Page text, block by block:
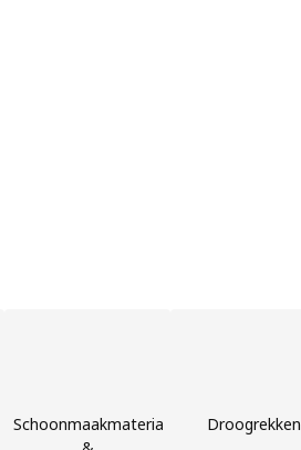
Schoonmaakmateriaal
Droogrekken